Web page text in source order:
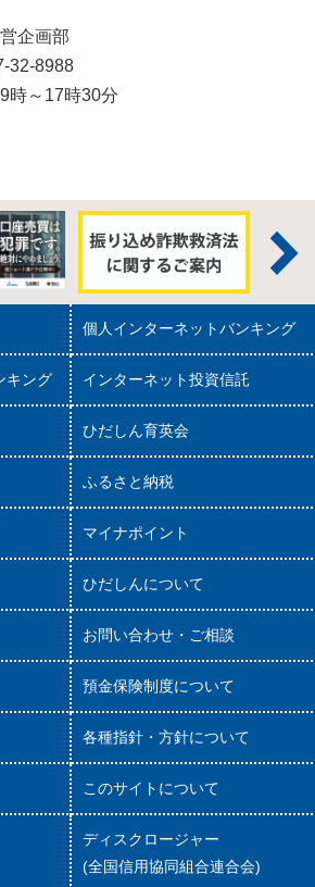
企画部
32-8988
時～17時30分
個人インターネットバンキング
キング インターネット投資信託
ひだしん育英会
ふるさと納税
マイナポイント
ひだしんについて
お問い合わせ・ご相談
預金保険制度について
各種指針・方針について
このサイトについて
ディスクロージャー
(全国信用協同組合連合会)